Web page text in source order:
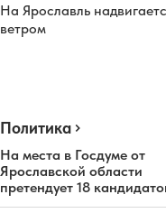
На Ярославль
ветром
Политика
На места в Госдуме от
Ярославской области
претендует 18